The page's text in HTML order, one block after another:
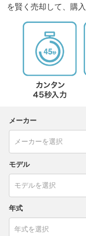
を賢く売却して、購
メーカー
モデル
年式